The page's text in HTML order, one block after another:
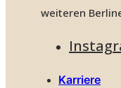
weiteren
Karriere